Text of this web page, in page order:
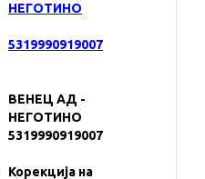
НЕГОТИНО
5319990919007
ВЕНЕЦ АД -
НЕГОТИНО
5319990919007
Корекција на